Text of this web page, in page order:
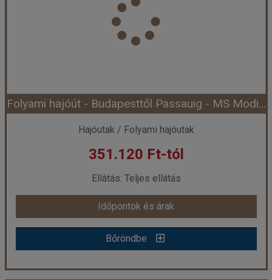
Folyami hajóút - Budapesttől Passauig - MS Modigliani (Hajó)
Hajóutak / Folyami hajóutak
351.120 Ft-tól
Ellátás: Teljes ellátás
Időpontok és árak
Bőröndbe